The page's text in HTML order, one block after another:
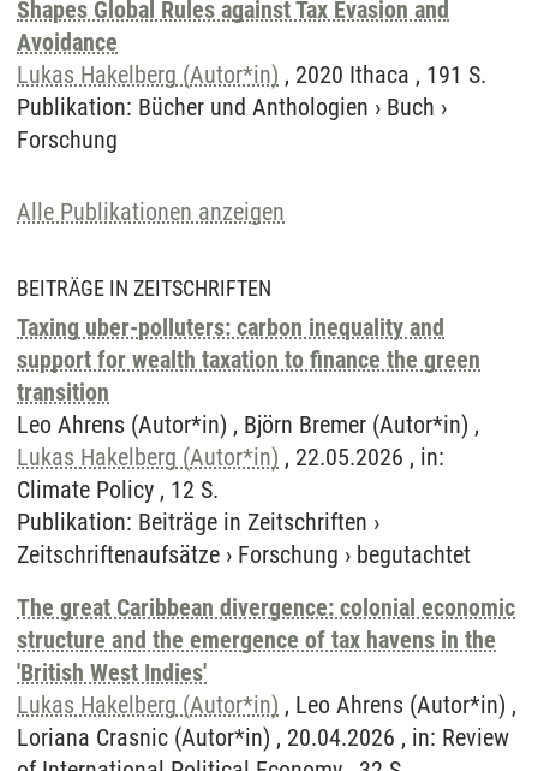
Shapes Global Rules against Tax Evasion and
Avoidance
Lukas Hakelberg (Autor*in) , 2020 Ithaca , 191 S.
Publikation: Bücher und Anthologien › Buch ›
Forschung
Alle Publikationen anzeigen
BEITRÄGE IN ZEITSCHRIFTEN
Taxing uber-polluters: carbon inequality and
support for wealth taxation to finance the green
transition
Leo Ahrens (Autor*in) , Björn Bremer (Autor*in) ,
Lukas Hakelberg (Autor*in) , 22.05.2026 , in:
Climate Policy , 12 S.
Publikation: Beiträge in Zeitschriften ›
Zeitschriftenaufsätze › Forschung › begutachtet
The great Caribbean divergence: colonial economic
structure and the emergence of tax havens in the
'British West Indies'
Lukas Hakelberg (Autor*in) , Leo Ahrens (Autor*in) ,
Loriana Crasnic (Autor*in) , 20.04.2026 , in: Review